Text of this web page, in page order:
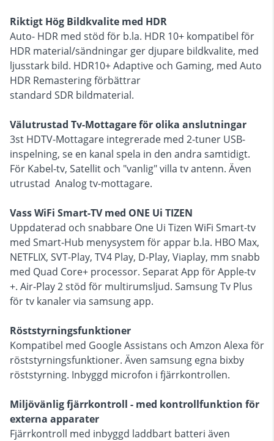
Riktigt Hög Bildkvalite med HDR
Auto- HDR med stöd för b.la. HDR 10+ kompatibel för
HDR material/sändningar ger djupare bildkvalite, med
ljusstark bild. HDR10+ Adaptive och Gaming, med Auto
HDR Remastering förbättrar
standard SDR bildmaterial.
Välutrustad Tv-Mottagare för olika anslutningar
3st HDTV-Mottagare integrerade med 2-tuner USB-
inspelning, se en kanal spela in den andra samtidigt.
För Kabel-tv, Satellit och "vanlig" villa tv antenn. Även
utrustad Analog tv-mottagare.
Vass WiFi Smart-TV med ONE Ui TIZEN
Uppdaterad och snabbare One Ui Tizen WiFi Smart-tv
med Smart-Hub menysystem för appar b.la. HBO Max,
NETFLIX, SVT-Play, TV4 Play, D-Play, Viaplay, mm snabb
med Quad Core+ processor. Separat App för Apple-tv
+. Air-Play 2 stöd för multirumsljud. Samsung Tv Plus
för tv kanaler via samsung app.
Röststyrningsfunktioner
Kompatibel med Google Assistans och Amzon Alexa för
röststyrningsfunktioner. Även samsung egna bixby
röststyrning. Inbyggd microfon i fjärrkontrollen.
Miljövänlig fjärrkontroll - med kontrollfunktion för
externa apparater
Fjärrkontroll med inbyggd laddbart batteri även